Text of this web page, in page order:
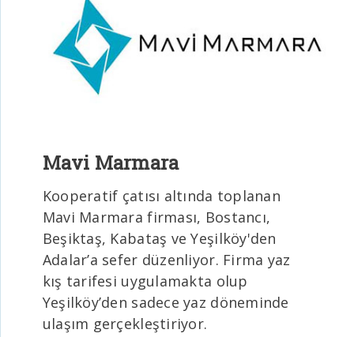
Mavi Marmara
Kooperatif çatısı altında toplanan
Mavi Marmara firması, Bostancı,
Beşiktaş, Kabataş ve Yeşilköy'den
Adalar’a sefer düzenliyor. Firma yaz
kış tarifesi uygulamakta olup
Yeşilköy’den sadece yaz döneminde
ulaşım gerçekleştiriyor.